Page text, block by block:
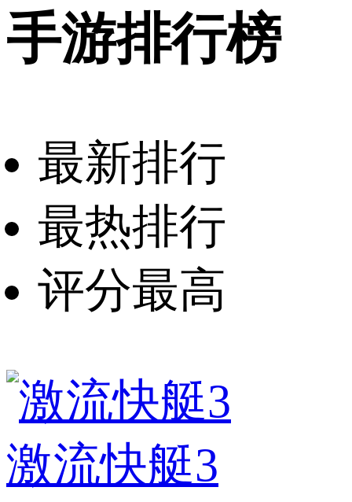
手游排行榜
最新排行
最热排行
评分最高
激流快艇3